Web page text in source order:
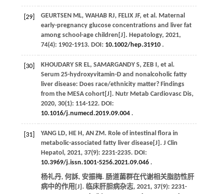
[29] GEURTSEN ML, WAHAB RJ, FELIX JF, et al . Maternal
early-pregnancy glucose concentrations and liver fat
among school-age children[J]. Hepatology, 2021,
74(4): 1902-1913. DOI: 10.1002/hep.31910.
[30] KHOUDARY SR EL, SAMARGANDY S, ZEB I, et al .
Serum 25-hydroxyvitamin-D and nonalcoholic fatty
liver disease: Does race/ethnicity matter? Findings
from the MESA cohort[J]. Nutr Metab Cardiovasc Dis,
2020, 30(1): 114-122. DOI:
10.1016/j.numecd.2019.09.004.
[31] YANG LD, HE H, AN ZM. Role of intestinal flora in
metabolic-associated fatty liver disease[J]. J Clin
Hepatol , 2021, 37(9): 2231-2235. DOI:
10.3969/j.issn.1001-5256.2021.09.046.
杨礼丹, 何訸, 安振梅. 肠道菌群在代谢相关脂肪性肝
病中的作用[J]. 临床肝胆病杂志, 2021, 37(9): 2231-